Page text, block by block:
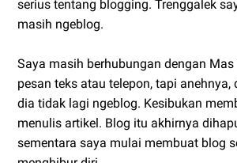
serius tentang blogging. Trenggalek
masih ngeblog.
Saya masih berhubungan dengan
pesan teks atau telepon, tapi anehnya,
dia tidak lagi ngeblog. Kesibukan
menulis artikel. Blog itu akhirnya
sementara saya mulai membuat blog